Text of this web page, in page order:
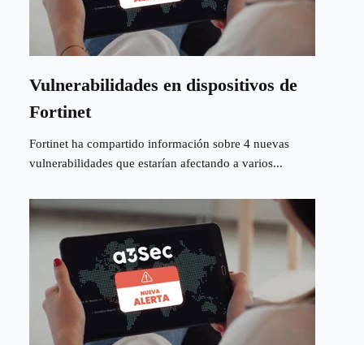
Vulnerabilidades en dispositivos de
Fortinet
Fortinet ha compartido información sobre 4 nuevas
vulnerabilidades que estarían afectando a varios...